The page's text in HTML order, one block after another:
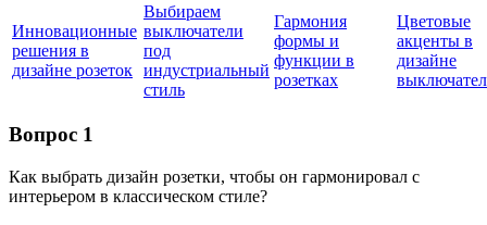
Инновационные
решения в
дизайне розеток
Выбираем
выключатели
под
индустриальный
стиль
Гармония
формы и
функции в
розетках
Цветовые
акценты в
дизайне
Вопрос 1
Как выбрать дизайн розетки, чтобы он гармонировал с
интерьером в классическом стиле?